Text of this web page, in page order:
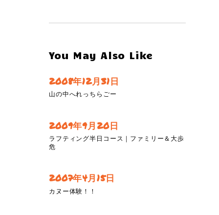
You May Also Like
2008年12月31日
山の中へれっちらごー
2009年9月20日
ラフティング半日コース｜ファミリー＆大歩
危
2007年4月15日
カヌー体験！！